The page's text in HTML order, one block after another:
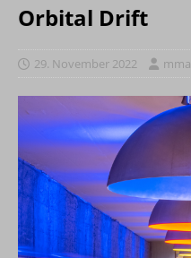
Orbital Drift
29. November 2022 mma